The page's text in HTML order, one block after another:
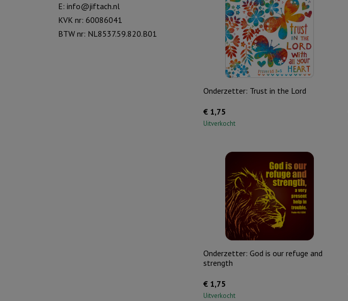
E: info@jiftach.nl
KVK nr: 60086041
BTW nr: NL8537.59.820.B01
Onderzetter: Trust in the Lord
€ 1,75
Uitverkocht
Onderzetter: God is our refuge and
strength
€ 1,75
Uitverkocht